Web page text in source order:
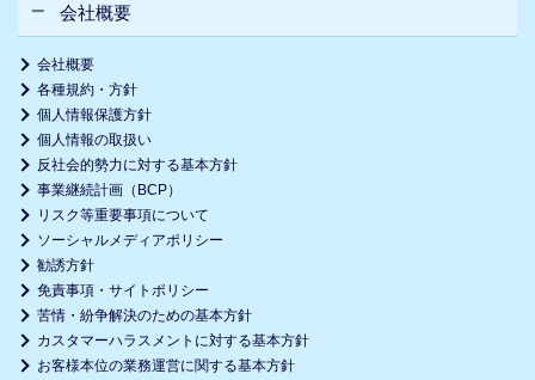
会社概要
会社概要
各種規約・方針
個人情報保護方針
個人情報の取扱い
反社会的勢力に対する基本方針
事業継続計画（BCP）
リスク等重要事項について
ソーシャルメディアポリシー
勧誘方針
免責事項・サイトポリシー
苦情・紛争解決のための基本方針
カスタマーハラスメントに対する基本方針
お客様本位の業務運営に関する基本方針